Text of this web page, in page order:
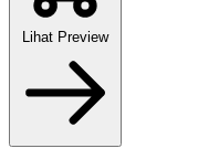
Lihat Preview